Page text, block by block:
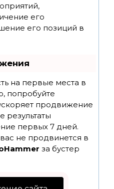
его
его позиций в
на первые места в
попробуйте
продвижение
результаты
первых 7 дней.
не продвинется в
за бустер